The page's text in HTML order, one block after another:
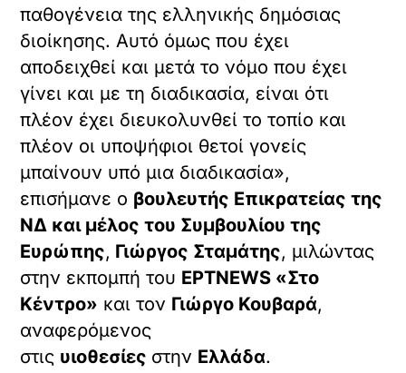
παθογένεια της ελληνικής δημόσιας
διοίκησης. Αυτό όμως που έχει
αποδειχθεί και μετά το νόμο που έχει
γίνει και με τη διαδικασία, είναι ότι
πλέον έχει διευκολυνθεί το τοπίο και
πλέον οι υποψήφιοι θετοί γονείς
μπαίνουν υπό μια διαδικασία»,
επισήμανε ο βουλευτής Επικρατείας της
ΝΔ και μέλος του Συμβουλίου της
Ευρώπης, Γιώργος Σταμάτης, μιλώντας
στην εκπομπή του ΕΡΤNEWS «Στο
Κέντρο» και τον Γιώργο Κουβαρά,
αναφερόμενος
στις υιοθεσίες στην Ελλάδα.